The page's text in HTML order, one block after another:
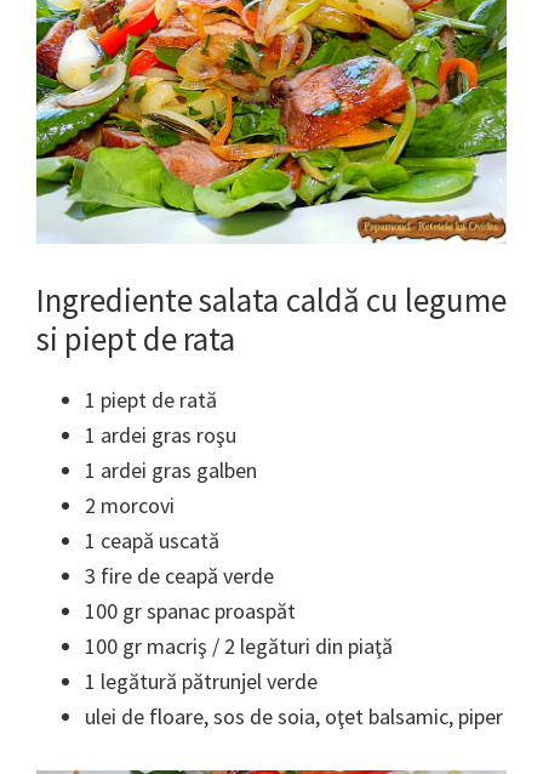
Ingrediente salata caldă cu legume
si piept de rata
1 piept de rată
1 ardei gras roşu
1 ardei gras galben
2 morcovi
1 ceapă uscată
3 fire de ceapă verde
100 gr spanac proaspăt
100 gr macriş / 2 legături din piaţă
1 legătură pătrunjel verde
ulei de floare, sos de soia, oţet balsamic, piper